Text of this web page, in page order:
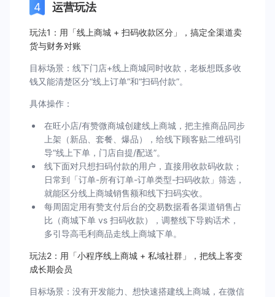
运营玩法
玩法1：用「线上商城 + 扫码收款区分」，搞定全渠道卖
货与财务对账
目标场景：线下门店+线上商城同时收款，老板想既多收
钱又能清楚区分“线上订单”和“扫码付款”。
具体操作：
在旺小店/有赞微商城创建线上商城，把主推商品同步
上架（新品、套餐、爆品），给线下顾客贴二维码引
导“线上下单，门店自提/配送”。
线下面对只想扫码付款的用户，直接用收款码收款；
日常到「订单-所有订单-订单类型-扫码收款」筛选，
就能区分线上商城销售额和线下扫码实收。
每周固定用有赞支付后台的交易数据看各渠道销售占
比（商城下单 vs 扫码收款），调整线下导购话术，
多引导高毛利商品走线上商城下单。
玩法2：用「小程序线上商城 + 私域社群」，把线上客变
成长期会员
目标场景：没有开发能力、想快速搭建线上商城，在微信